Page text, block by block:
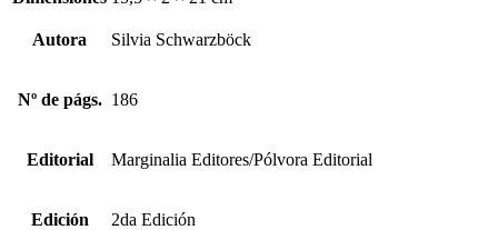
Autora Silvia Schwarzböck
Nº de págs. 186
Editorial Marginalia Editores/Pólvora Editorial
Edición 2da Edición